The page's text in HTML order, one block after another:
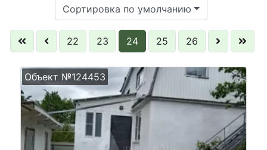
Сортировка по умолчанию
22 23 24 25 26
Объект №124453